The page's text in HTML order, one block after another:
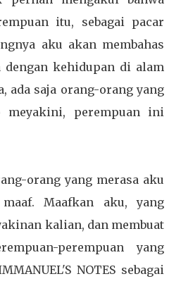
itu, sebagai pacar
aku akan membahas
dengan kehidupan di alam
ada saja orang-orang yang
meyakini, perempuan ini
orang yang merasa aku
Maafkan aku, yang
kalian, dan membuat
perempuan yang
NOTES sebagai